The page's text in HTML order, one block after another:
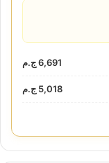
6,691 ج.م
5,018 ج.م